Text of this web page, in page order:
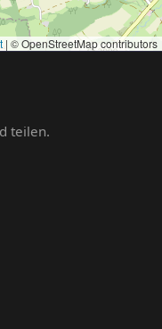
| © OpenStreetMap contributors
teilen.